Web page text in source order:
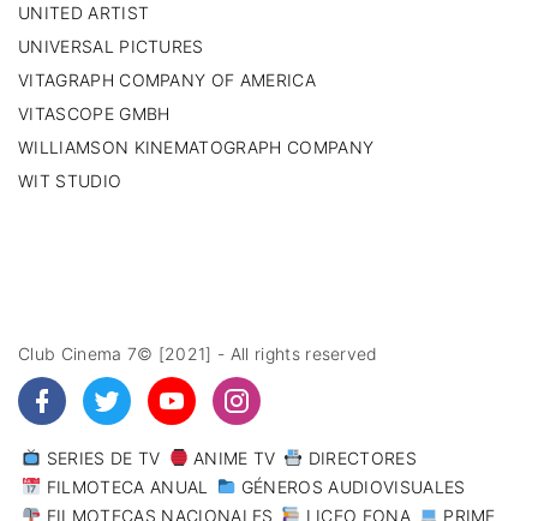
UNITED ARTIST
UNIVERSAL PICTURES
VITAGRAPH COMPANY OF AMERICA
VITASCOPE GMBH
WILLIAMSON KINEMATOGRAPH COMPANY
WIT STUDIO
Club Cinema 7© [2021] - All rights reserved
SERIES DE TV ANIME TV
DIRECTORES
FILMOTECA ANUAL
GÉNEROS AUDIOVISUALES
FILMOTECAS NACIONALES
LICEO EONA PRIME